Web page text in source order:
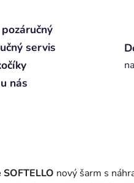
servis
nás
nový šarm s